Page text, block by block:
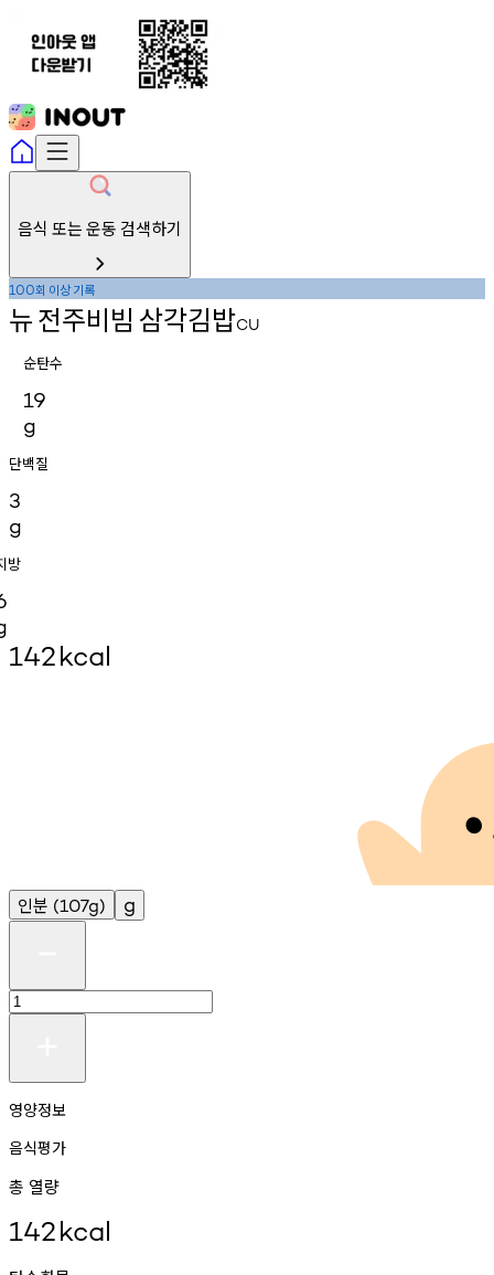
음식 또는 운동 검색하기
100회 이상기록
뉴전주비빔 삼각김밥CU
순탄수
19
g
단백질
3
g
방
142kcal
인분 (107g) g
영양정보
음식평가
총 열량
142kcal